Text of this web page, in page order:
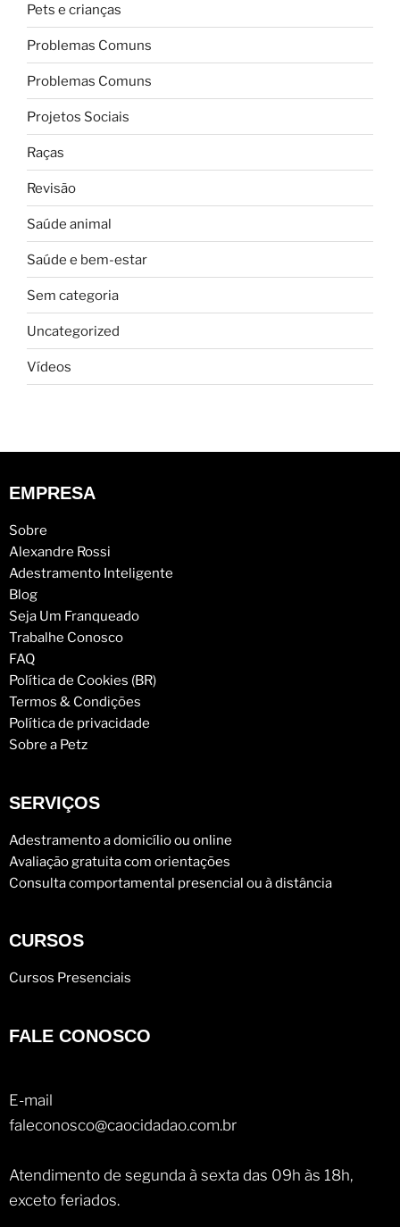
Pets e crianças
Problemas Comuns
Problemas Comuns
Projetos Sociais
Raças
Revisão
Saúde animal
Saúde e bem-estar
Sem categoria
Uncategorized
Vídeos
EMPRESA
Sobre
Alexandre Rossi
Adestramento Inteligente
Blog
Seja Um Franqueado
Trabalhe Conosco
FAQ
Política de Cookies (BR)
Termos & Condições
Política de privacidade
Sobre a Petz
SERVIÇOS
Adestramento a domicílio ou online
Avaliação gratuita com orientações
Consulta comportamental presencial ou à distância
CURSOS
Cursos Presenciais
FALE CONOSCO
E-mail
faleconosco@caocidadao.com.br
Atendimento de segunda à sexta das 09h às 18h,
exceto feriados.